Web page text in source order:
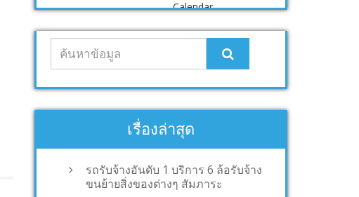
เรื่องล่าสุด
รถรับจ้างอันดับ 1 บริการ 6 ล้อรับจ้าง
ขนย้ายสิ่งของต่างๆ สัมภาระ